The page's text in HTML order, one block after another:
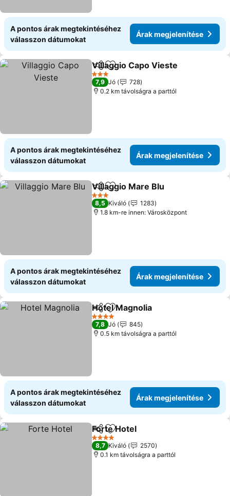
A pontos árak megtekintéséhez
válasszon dátumokat
Árak megjelenítése
Megosztás
Hozzáadás a kedvencekhez
Villaggio Capo Vieste
3 Kategória
7,9 Jó
728
0.2 km távolságra a parttól
A pontos árak megtekintéséhez
válasszon dátumokat
Árak megjelenítése
Megosztás
Hozzáadás a kedvencekhez
Villaggio Mare Blu
3 Kategória
8,5 Kiváló
1283
1.8 km-re innen: Városközpont
A pontos árak megtekintéséhez
válasszon dátumokat
Árak megjelenítése
Megosztás
Hozzáadás a kedvencekhez
Hotel Magnolia
4 Kategória
7,8 Jó
845
0.5 km távolságra a parttól
A pontos árak megtekintéséhez
válasszon dátumokat
Árak megjelenítése
Megosztás
Hozzáadás a kedvencekhez
Forte Hotel
4 Kategória
8,7 Kiváló
2570
0.1 km távolságra a parttól